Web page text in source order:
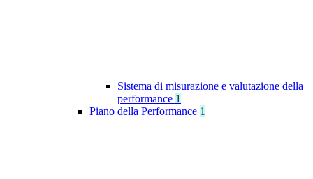
Sistema di misurazione e valutazione della
performance 1
Piano della Performance 1